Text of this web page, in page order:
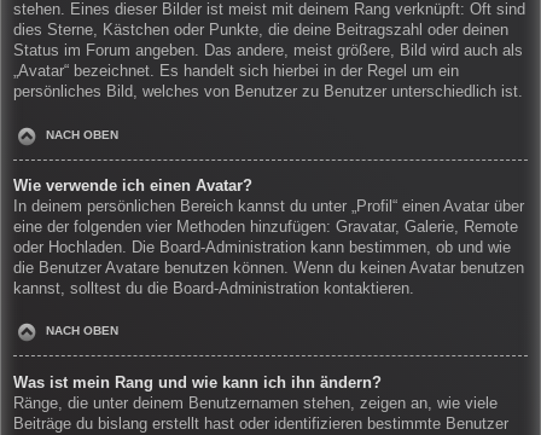
stehen. Eines dieser Bilder ist meist mit deinem Rang verknüpft: Oft sind
dies Sterne, Kästchen oder Punkte, die deine Beitragszahl oder deinen
Status im Forum angeben. Das andere, meist größere, Bild wird auch als
„Avatar“ bezeichnet. Es handelt sich hierbei in der Regel um ein
persönliches Bild, welches von Benutzer zu Benutzer unterschiedlich ist.
NACH OBEN
Wie verwende ich einen Avatar?
In deinem persönlichen Bereich kannst du unter „Profil“ einen Avatar über
eine der folgenden vier Methoden hinzufügen: Gravatar, Galerie, Remote
oder Hochladen. Die Board-Administration kann bestimmen, ob und wie
die Benutzer Avatare benutzen können. Wenn du keinen Avatar benutzen
kannst, solltest du die Board-Administration kontaktieren.
NACH OBEN
Was ist mein Rang und wie kann ich ihn ändern?
Ränge, die unter deinem Benutzernamen stehen, zeigen an, wie viele
Beiträge du bislang erstellt hast oder identifizieren bestimmte Benutzer